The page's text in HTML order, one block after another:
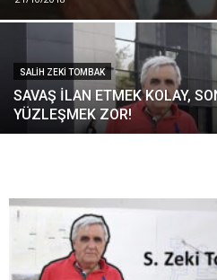
SALIH ZEKI TOMBAK
SAVAŞ İLAN ETMEK KOLAY,
YÜZLEŞMEK ZOR!